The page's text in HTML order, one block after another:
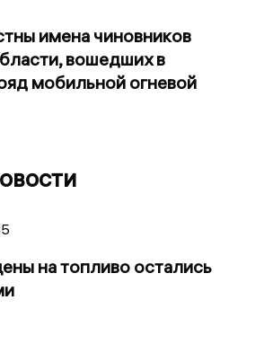
имена чиновников
вошедших в
мобильной огневой
на топливо остались